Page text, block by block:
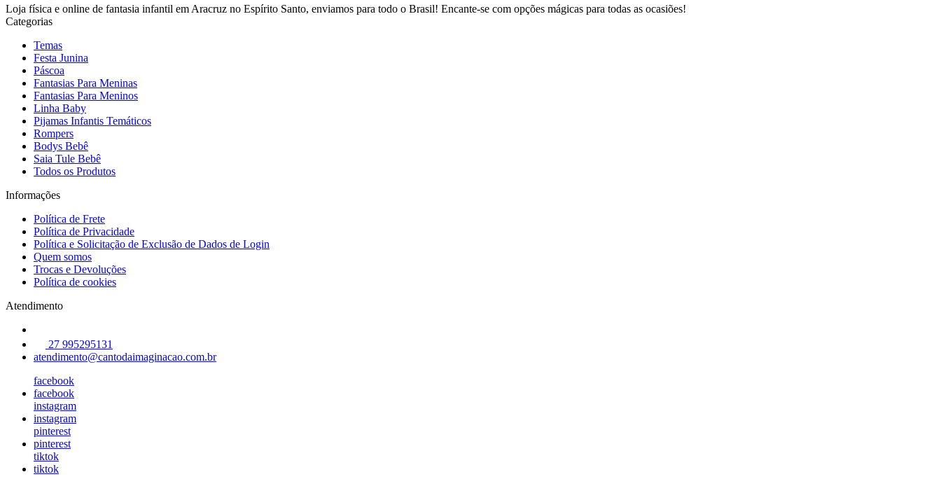
Loja física e online de fantasia infantil em Aracruz no Espírito Santo, enviamos para todo o Brasil! Encante-se com opções mágicas para todas as ocasiões!
Categorias
Temas
Festa Junina
Páscoa
Fantasias Para Meninas
Fantasias Para Meninos
Linha Baby
Pijamas Infantis Temáticos
Rompers
Bodys Bebê
Saia Tule Bebê
Todos os Produtos
Informações
Política de Frete
Política de Privacidade
Política e Solicitação de Exclusão de Dados de Login
Quem somos
Trocas e Devoluções
Política de cookies
Atendimento
27 995295131
atendimento@cantodaimaginacao.com.br
facebook
facebook
instagram
instagram
pinterest
pinterest
tiktok
tiktok